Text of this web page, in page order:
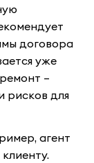
договора
уже
–
рисков для
агент